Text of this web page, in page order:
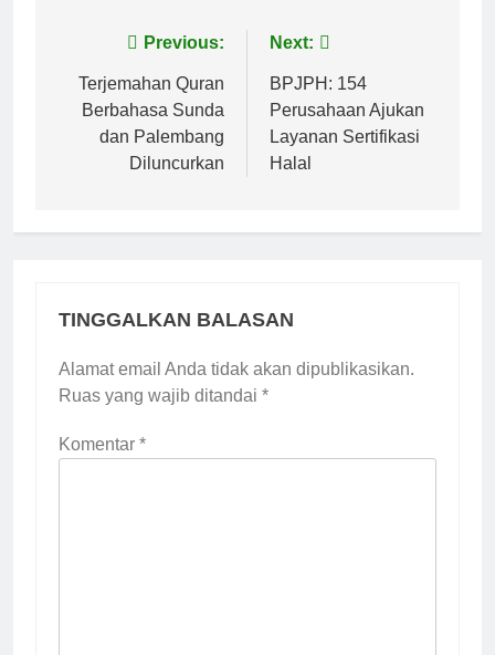
Navigasi
pos
Previous:
Terjemahan Quran
Berbahasa Sunda
dan Palembang
Diluncurkan
Next:
BPJPH: 154
Perusahaan Ajukan
Layanan Sertifikasi
Halal
TINGGALKAN BALASAN
Alamat email Anda tidak akan dipublikasikan.
Ruas yang wajib ditandai *
Komentar *